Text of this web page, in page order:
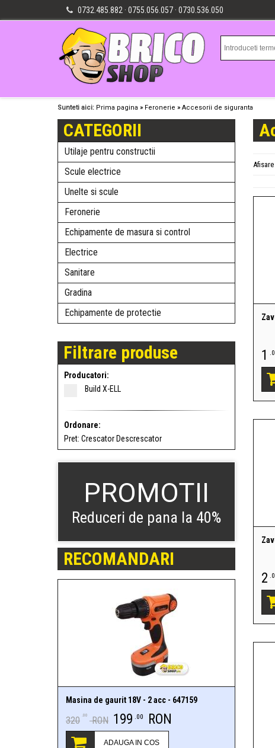
0732.485.882 · 0755.056.057 · 0730.536.050
Sunteti aici: Prima pagina » Feronerie »Accesorii de siguranta
CATEGORII
Utilaje pentru constructii
Scule electrice
Unelte si scule
Feronerie
Echipamente de masura si control
Electrice
Sanitare
Gradina
Echipamente de protectie
Filtrare produse
Producatori:
Build X-ELL
Ordonare:
Pret: Crescator Descrescator
PROMOTII
Reduceri de pana la 40%
RECOMANDARI
Masina de gaurit 18V - 2 acc - 647159
320 .00 RON 199 .00 RON
ADAUGA IN COS
1
2